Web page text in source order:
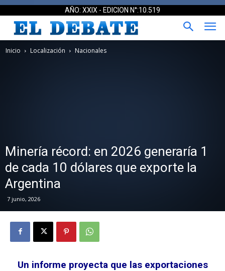
AÑO: XXIX - EDICION N°:10.519
Inicio Localización Nacionales
Minería récord: en 2026 generaría 1
de cada 10 dólares que exporte la
Argentina
7 junio, 2026
Un informe proyecta que las exportaciones